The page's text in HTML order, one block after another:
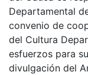
Departamental
convenio de
del Cultura
esfuerzos para
divulgación del